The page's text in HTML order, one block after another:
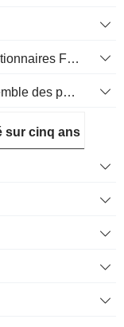
Flux de trésorerie libre pour les actionnaires FCFE, CAGR sur 3 ans
Flux de trésorerie libre pour l’ensemble des pourvoyeurs de fonds (créanciers et actionnaires) FCFF, CAGR sur 3 ans
sur cinq ans